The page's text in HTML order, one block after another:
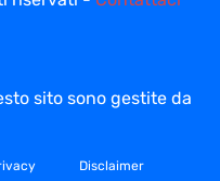
sito sono gestite da
Disclaimer